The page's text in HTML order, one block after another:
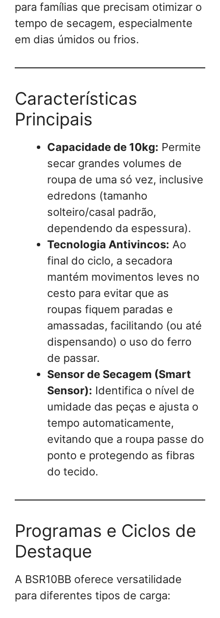
para famílias que precisam otimizar o
tempo de secagem, especialmente
em dias úmidos ou frios.
Características
Principais
Capacidade de 10kg: Permite
secar grandes volumes de
roupa de uma só vez, inclusive
edredons (tamanho
solteiro/casal padrão,
dependendo da espessura).
Tecnologia Antivincos: Ao
final do ciclo, a secadora
mantém movimentos leves no
cesto para evitar que as
roupas fiquem paradas e
amassadas, facilitando (ou até
dispensando) o uso do ferro
de passar.
Sensor de Secagem (Smart
Sensor): Identifica o nível de
umidade das peças e ajusta o
tempo automaticamente,
evitando que a roupa passe do
ponto e protegendo as fibras
do tecido.
Programas e Ciclos de
Destaque
A BSR10BB oferece versatilidade
para diferentes tipos de carga: